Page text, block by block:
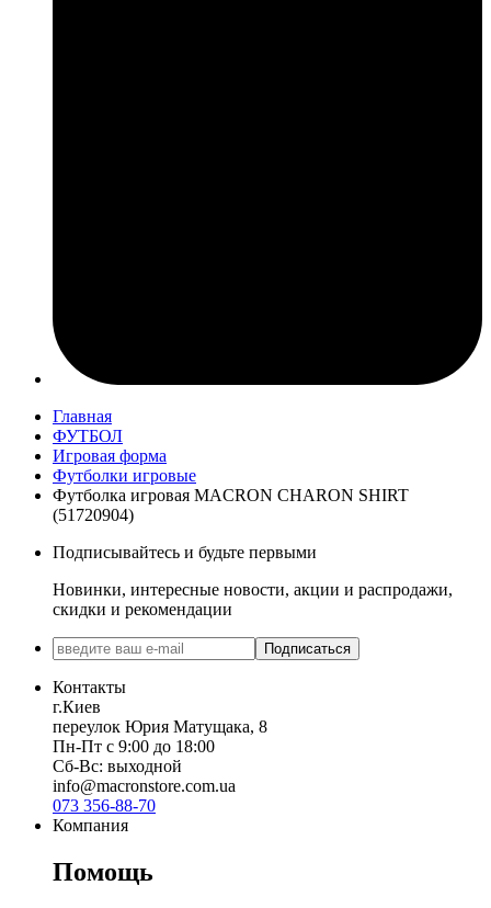
Главная
ФУТБОЛ
Игровая форма
Футболки игровые
Футболка игровая MACRON CHARON SHIRT
(51720904)
Подписывайтесь и будьте первыми
Новинки, интересные новости, акции и распродажи,
скидки и рекомендации
Подписаться
Контакты
г.Киев
переулок Юрия Матущака, 8
Пн-Пт с 9:00 до 18:00
Сб-Вс: выходной
info@macronstore.com.ua
073 356-88-70
Компания
Помощь